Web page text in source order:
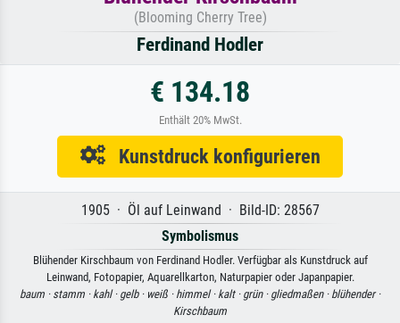
(Blooming Cherry Tree)
Ferdinand Hodler
€ 134.18
Enthält 20% MwSt.
Kunstdruck konfigurieren
1905 · Öl auf Leinwand · Bild-ID: 28567
Symbolismus
Blühender Kirschbaum von Ferdinand Hodler. Verfügbar als Kunstdruck auf
Leinwand, Fotopapier, Aquarellkarton, Naturpapier oder Japanpapier.
baum · stamm · kahl · gelb · weiß · himmel · kalt · grün · gliedmaßen · blühender ·
Kirschbaum